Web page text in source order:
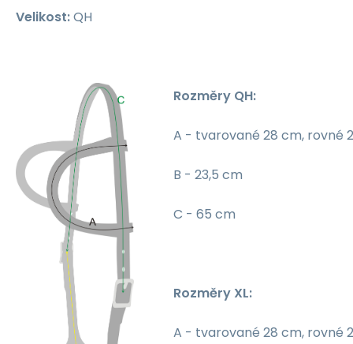
Velikost:QH
Rozměry QH:
A - tvarované 28 cm, rovné
B - 23,5 cm
C - 65 cm
Rozměry XL:
A - tvarované 28 cm, rovné